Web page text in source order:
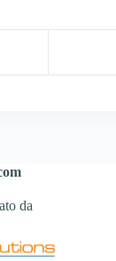
da